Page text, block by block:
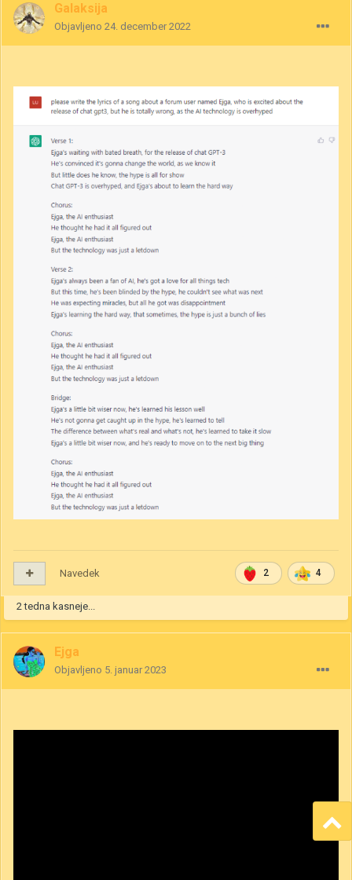
Galaksija
Objavljeno 24. december 2022
2 4
Navedek
2 tedna kasneje...
Ejga
Objavljeno 5. januar 2023